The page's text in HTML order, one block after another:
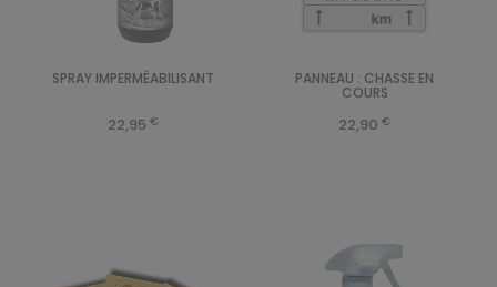
SPRAY IMPERMÉABILISANT
22,95 €
PANNEAU : CHASSE EN
COURS
22,90 €